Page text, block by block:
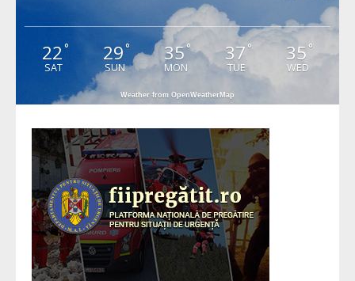
22°
SAT
29°
SUN
35°
MON
37 °
TUE
35 °
WED
Weather from OpenWeatherMap